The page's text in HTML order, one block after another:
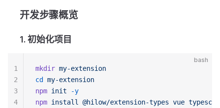
开发步骤概览
1. 初始化项目
bash
mkdir my-extension
cd
my-extension
npm init -y
npm install @hilow/extension-types vue
1
2
3
4